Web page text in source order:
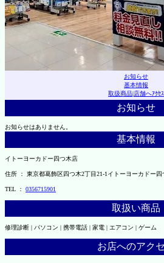
お知らせ
基本情報
取扱商品|店舗へｱｸｾｽ
お知らせ
お知らせはありません。
基本情報
イトーヨーカドー四つ木店
住所 ： 東京都葛飾区四つ木2丁目21-1イトーヨーカドー四
TEL ： 0356715901
取扱い商品
修理診断 | パソコン | 携帯電話 | 家電 | エアコン | ゲーム
お店へのアク